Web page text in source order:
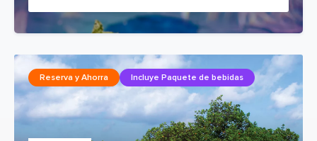
Reserva y Ahorra Incluye Paquete de bebidas